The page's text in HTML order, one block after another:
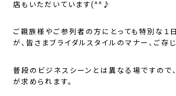
店もいただいています(^^♪
ご親族様やご参列者の方にとっても特別な１
が、皆さまブライダルスタイルのマナー 、ご存
普段のビジネスシーンとは異なる場ですので
が求められます。